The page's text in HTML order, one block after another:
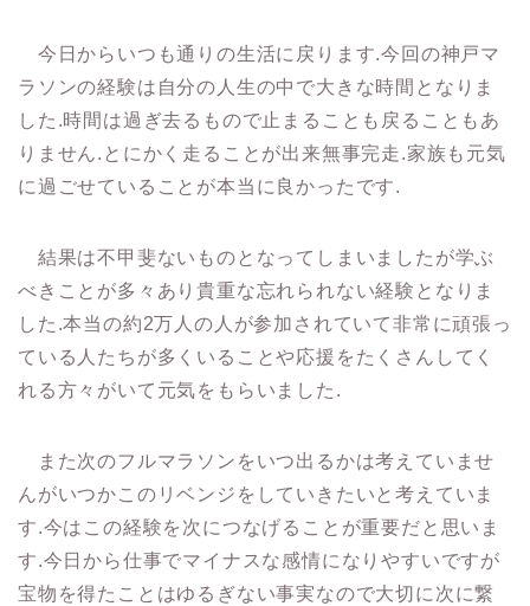
今日からいつも通りの生活に戻ります.今回の神戸マ
ラソンの経験は自分の人生の中で大きな時間となりま
した.時間は過ぎ去るもので止まることも戻ることもあ
りません.とにかく走ることが出来無事完走.家族も元気
に過ごせていることが本当に良かったです.
結果は不甲斐ないものとなってしまいましたが学ぶ
べきことが多々あり貴重な忘れられない経験となりま
した.本当の約2万人の人が参加されていて非常に頑張っ
ている人たちが多くいることや応援をたくさんしてく
れる方々がいて元気をもらいました.
また次のフルマラソンをいつ出るかは考えていませ
んがいつかこのリベンジをしていきたいと考えていま
す.今はこの経験を次につなげることが重要だと思いま
す.今日から仕事でマイナスな感情になりやすいですが
宝物を得たことはゆるぎない事実なので大切に次に繋